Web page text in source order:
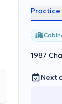
Practice
1987
Next